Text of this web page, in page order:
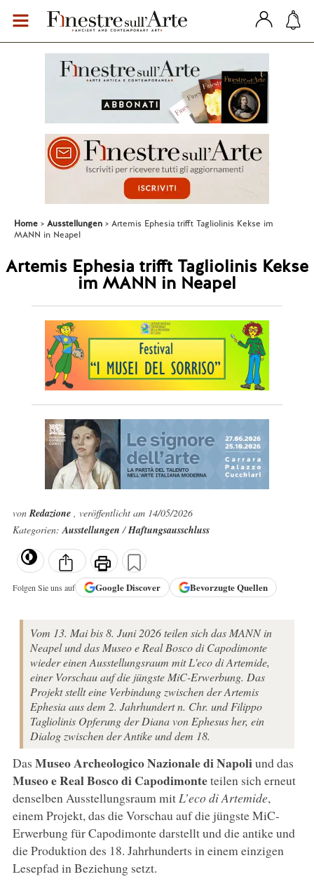
Home Ausstellungen
Artemis Ephesia trifft Tagliolinis Kekse im
MANN in Neapel
Artemis Ephesia trifft Tagliolinis Kekse
im MANN in Neapel
vonRedazione , veröffentlicht am 14/05/2026
Kategorien:Ausstellungen/Haftungsausschluss
Folgen Sie uns auf GoogleDiscover Bevorzugte Quellen
Vom 13. Mai bis 8. Juni 2026 teilen sich das MANN in
Neapel und das Museo e Real Bosco di Capodimonte
wieder einen Ausstellungsraum mit L'eco di Artemide,
einer Vorschau auf die jüngste MiC-Erwerbung. Das
Projekt stellt eine Verbindung zwischen der Artemis
Ephesia aus dem 2. Jahrhundert n. Chr. und Filippo
Tagliolinis Opferung der Diana von Ephesus her, ein
Dialog zwischen der Antike und dem 18.
Das Museo Archeologico Nazionale di Napoliund das
Museo e Real Bosco di Capodimonteteilen sich erneut
denselben Ausstellungsraum mit L’eco di Artemide,
einem Projekt, das die Vorschau auf die jüngste MiC-
Erwerbung für Capodimonte darstellt und die antike und
die Produktion des 18. Jahrhunderts in einem einzigen
Lesepfad in Beziehung setzt.